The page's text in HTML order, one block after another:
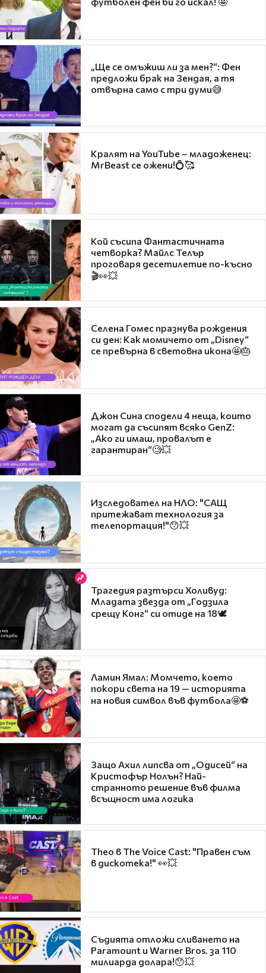
„Ще се омъжиш ли за мен?“: Фен
предложи брак на Зендая, а тя
отвърна само с три думи😅
Кралят на YouTube – младоженец:
MrBeast се ожени!💍🥰
Кой съсипа Фантастичната
четворка? Майлс Телър
проговаря десетилетие по-късно
🎬👀💥
Селена Гомес празнува рождения
си ден: Как момичето от „Disney“
се превърна в световна икона🤩🎂
Джон Сина сподели 4 неща, които
могат да съсипят всяко GenZ:
„Ако ги имаш, провалът е
гарантиран“🧐💥
Изследовател на НЛО: "САЩ
притежават технология за
телепортация!"😯💥
Трагедия разтърси Холивуд:
Младата звезда от „Годзила
срещу Конг“ си отиде на 18🕊️
Ламин Ямал: Момчето, което
покори света на 19 — историята
на новия символ във футбола🤩⚽
Защо Ахил липсва от „Одисей“ на
Кристофър Нолън? Най-
странното решение във филма
всъщност има логика
Theo в The Voice Cast: "Правен съм
в дискотека!" 👀💥
Съдията отложи сливането на
Paramount и Warner Bros. за 110
милиарда долара!😯💥